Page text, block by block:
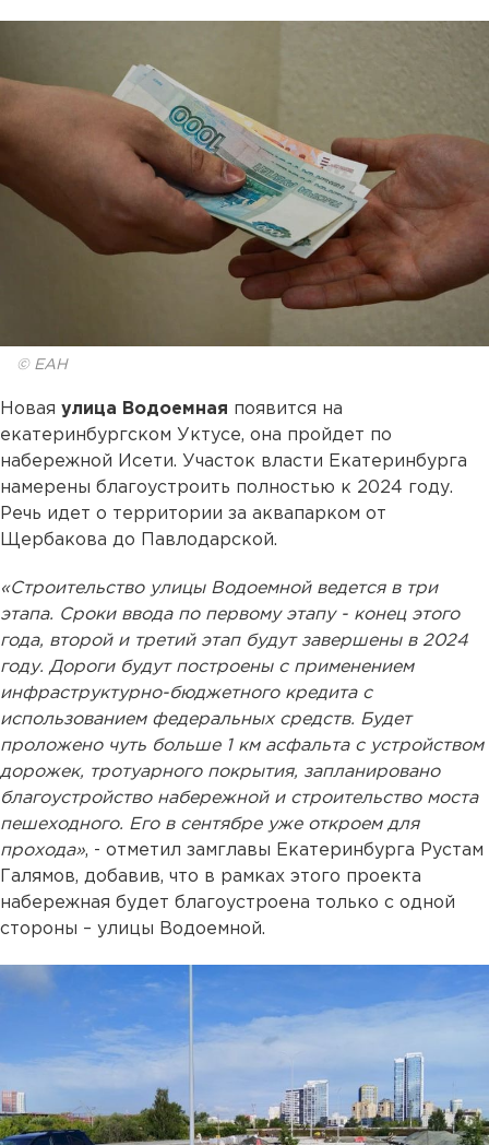
© ЕАН
Новая улица Водоемная появится на
екатеринбургском Уктусе, она пройдет по
набережной Исети. Участок власти Екатеринбурга
намерены благоустроить полностью к 2024 году.
Речь идет о территории за аквапарком от
Щербакова до Павлодарской.
«Строительство улицы Водоемной ведется в три
этапа. Сроки ввода по первому этапу - конец этого
года, второй и третий этап будут завершены в 2024
году. Дороги будут построены с применением
инфраструктурно-бюджетного кредита с
использованием федеральных средств. Будет
проложено чуть больше 1 км асфальта с устройством
дорожек, тротуарного покрытия, запланировано
благоустройство набережной и строительство моста
пешеходного. Его в сентябре уже откроем для
прохода», - отметил замглавы Екатеринбурга Рустам
Галямов, добавив, что в рамках этого проекта
набережная будет благоустроена только с одной
стороны – улицы Водоемной.